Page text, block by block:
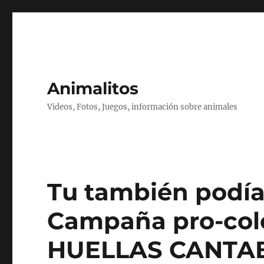
Animalitos
Videos, Fotos, Juegos, información sobre animales
Tu también
Campaña pro-
HUELLAS